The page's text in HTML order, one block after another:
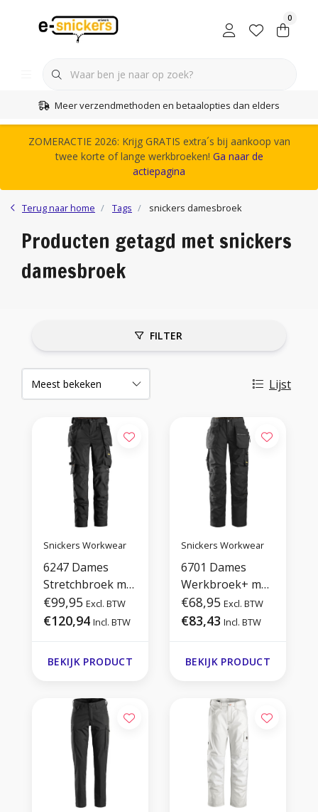
0
Meer verzendmethoden en betaalopties dan elders
ZOMERACTIE 2026: Krijg GRATIS extra´s bij aankoop van
twee korte of lange werkbroeken! Ga naar de
actiepagina
Terug naar home Tags snickers damesbroek
Producten getagd met snickers
damesbroek
FILTER
Lijst
Snickers Workwear
6247 Dames
Stretchbroek met
Holsterzakken
€99,95 Excl. BTW
€120,94 Incl. BTW
BEKIJK PRODUCT
Snickers Workwear
6701 Dames
Werkbroek+ met
Holsterzakken
€68,95 Excl. BTW
€83,43 Incl. BTW
BEKIJK PRODUCT